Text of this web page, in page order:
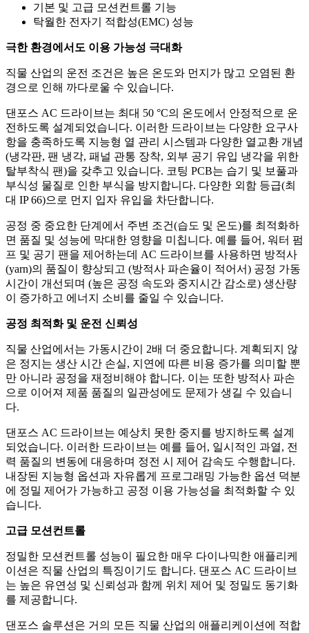
기본 및 고급 모션컨트롤 기능
탁월한 전자기 적합성(EMC) 성능
극한 환경에서도 이용 가능성 극대화
직물 산업의 운전 조건은 높은 온도와 먼지가 많고 오염된 환
경으로 인해 까다로울 수 있습니다.
댄포스 AC 드라이브는 최대 50 °C의 온도에서 안정적으로 운
전하도록 설계되었습니다. 이러한 드라이브는 다양한 요구사
항을 충족하도록 지능형 열 관리 시스템과 다양한 열교환 개념
(냉각판, 팬 냉각, 패널 관통 장착, 외부 공기 유입 냉각을 위한
탈부착식 팬)을 갖추고 있습니다. 코팅 PCB는 습기 및 보풀과
부식성 물질로 인한 부식을 방지합니다. 다양한 외함 등급(최
대 IP 66)으로 먼지 입자 유입을 차단합니다.
공정 중 중요한 단계에서 주변 조건(습도 및 온도)를 최적화하
면 품질 및 성능에 막대한 영향을 미칩니다. 예를 들어, 워터 펌
프 및 공기 팬을 제어하는데 AC 드라이브를 사용하면 방적사
(yarn)의 품질이 향상되고 (방적사 파손율이 적어서) 공정 가동
시간이 개선되며 (높은 공정 속도와 중지시간 감소로) 생산량
이 증가하고 에너지 소비를 줄일 수 있습니다.
공정 최적화 및 운전 신뢰성
직물 산업에서는 가동시간이 2배 더 중요합니다. 계획되지 않
은 정지는 생산 시간 손실, 지연에 따른 비용 증가를 의미할 뿐
만 아니라 공정을 재정비해야 합니다. 이는 또한 방적사 파손
으로 이어져 제품 품질의 일관성에도 문제가 생길 수 있습니
다.
댄포스 AC 드라이브는 예상치 못한 중지를 방지하도록 설계
되었습니다. 이러한 드라이브는 예를 들어, 일시적인 과열, 전
력 품질의 변동에 대응하며 정전 시 제어 감속도 수행합니다.
내장된 지능형 옵션과 자유롭게 프로그래밍 가능한 옵션 덕분
에 정밀 제어가 가능하고 공정 이용 가능성을 최적화할 수 있
습니다.
고급 모션컨트롤
정밀한 모션컨트롤 성능이 필요한 매우 다이나믹한 애플리케
이션은 직물 산업의 특징이기도 합니다. 댄포스 AC 드라이브
는 높은 유연성 및 신뢰성과 함께 위치 제어 및 정밀도 동기화
를 제공합니다.
댄포스 솔루션은 거의 모든 직물 산업의 애플리케이션에 적합